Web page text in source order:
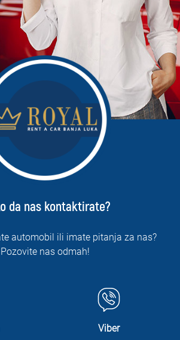
da nas kontaktirate?
automobil ili imate pitanja za nas?
Pozovite nas odmah!
Viber